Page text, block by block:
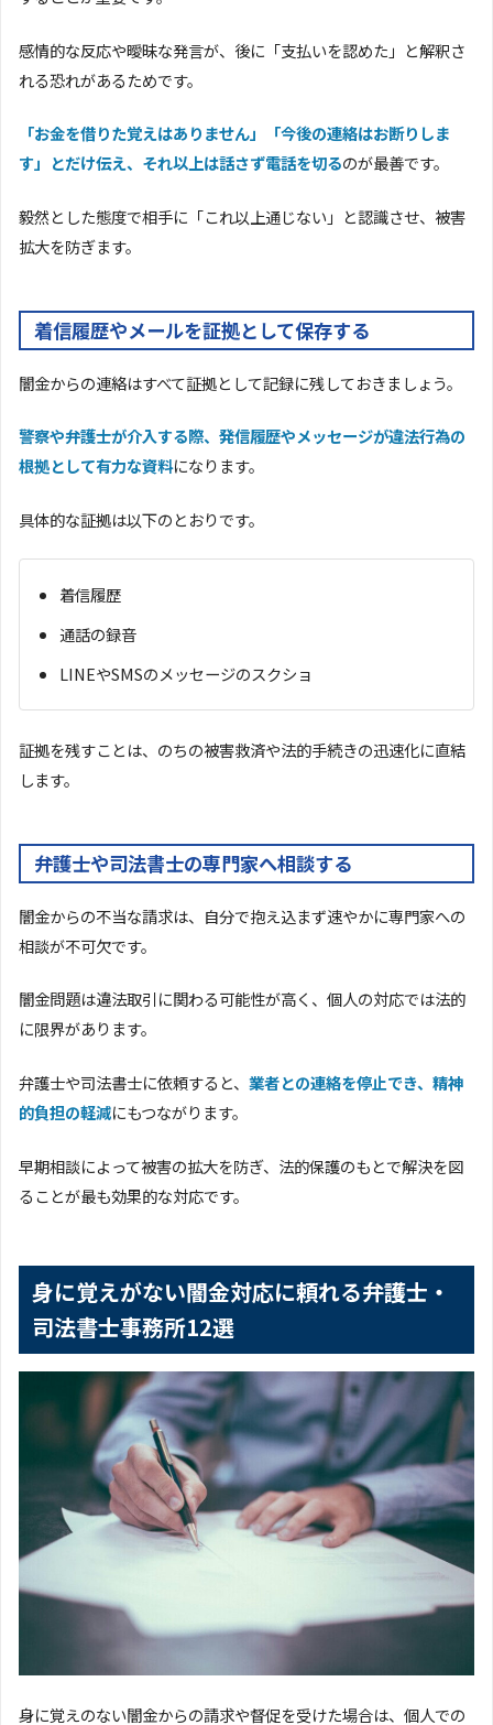
感情的な反応や曖昧な発言が、後に「支払いを認めた」と解釈さ
れる恐れがあるためです。
「お金を借りた覚えはありません」「今後の連絡はお断りしま
す」とだけ伝え、それ以上は話さず電話を切るのが最善です。
毅然とした態度で相手に「これ以上通じない」と認識させ、被害
拡大を防ぎます。
着信履歴やメールを証拠として保存する
闇金からの連絡はすべて証拠として記録に残しておきましょう。
警察や弁護士が介入する際、発信履歴やメッセージが違法行為の
根拠として有力な資料になります。
具体的な証拠は以下のとおりです。
着信履歴
通話の録音
LINEやSMSのメッセージのスクショ
証拠を残すことは、のちの被害救済や法的手続きの迅速化に直結
します。
弁護士や司法書士の専門家へ相談する
闇金からの不当な請求は、自分で抱え込まず速やかに専門家への
相談が不可欠です。
闇金問題は違法取引に関わる可能性が高く、個人の対応では法的
に限界があります。
弁護士や司法書士に依頼すると、 業者との連絡を停止でき、精神
的負担の軽減にもつながります。
早期相談によって被害の拡大を防ぎ、法的保護のもとで解決を図
ることが最も効果的な対応です。
身に覚えがない闇金対応に頼れる弁護士・
司法書士事務所12選
身に覚えのない闇金からの請求や督促を受けた場合は、個人での